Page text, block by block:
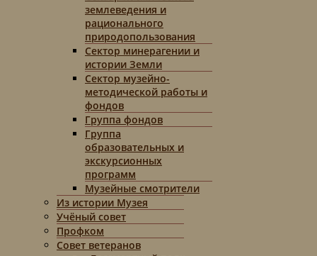
землеведения и
рационального
природопользования
Сектор минерагении и
истории Земли
Сектор музейно-
методической работы и
фондов
Группа фондов
Группа
образовательных и
экскурсионных
программ
Музейные смотрители
Из истории Музея
Учёный совет
Профком
Совет ветеранов